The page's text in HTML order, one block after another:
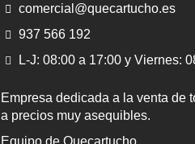
comercial@quecartucho.es
937 566 192
L-J: 08:00 a 17:00 y Viernes:
Empresa dedicada a la venta de
a precios muy asequibles.
Equipo de Quecartucho